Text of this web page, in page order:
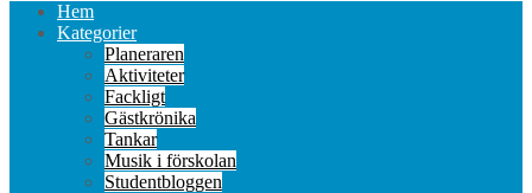
Hem
Kategorier
Planeraren
Aktiviteter
Fackligt
Gästkrönika
Tankar
Musik i förskolan
Studentbloggen